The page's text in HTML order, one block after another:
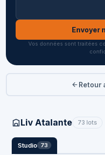
Envoyer
Vos données sont traitées
Retour
Liv Atalante 73 lots
Studio 73